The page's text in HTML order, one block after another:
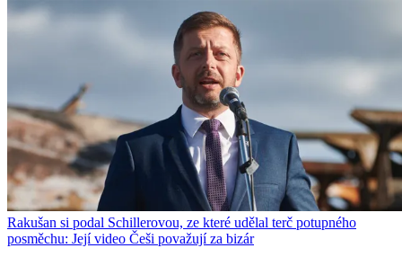
Rakušan si podal Schillerovou, ze které udělal terč potupného
posměchu: Její video Češi považují za bizár